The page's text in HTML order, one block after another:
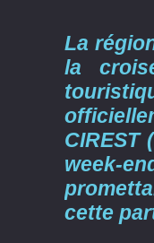
La
la
CIREST
week-
cette